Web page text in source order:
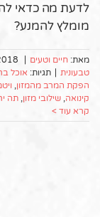
לדעת מה כדאי
מומלץ להמנע?
מאת: חיים וטעים
טבעונית
תגיות: אוכל
הפקת המרב מהמזון,
קינואה, שילובי מזון, תה
קרא עוד >